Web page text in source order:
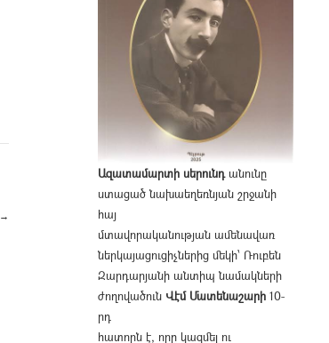
→
Ազատամարտի սերունդանունը
ստացած նախաեղեռնյան շրջանի
հայ
մտավորականության ամենավառ
ներկայացուցիչներից մեկի՝ Ռուբեն
Զարդարյանի անտիպ նամակների
ժողովածուն Վէմ Մատենաշարի 10-
րդ
հատորն է, որը կազմել ու